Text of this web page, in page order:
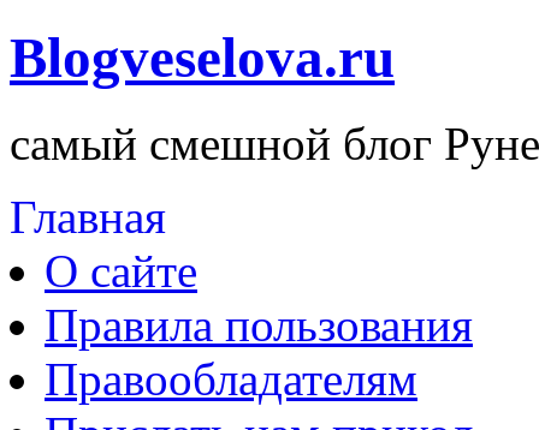
Blogveselova.ru
самый смешной блог
Главная
О сайте
Правила пользования
Правообладателям